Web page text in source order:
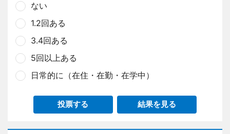
ない
1.2回ある
3.4回ある
5回以上ある
日常的に（在住・在勤・在学中）
投票する 結果を見る